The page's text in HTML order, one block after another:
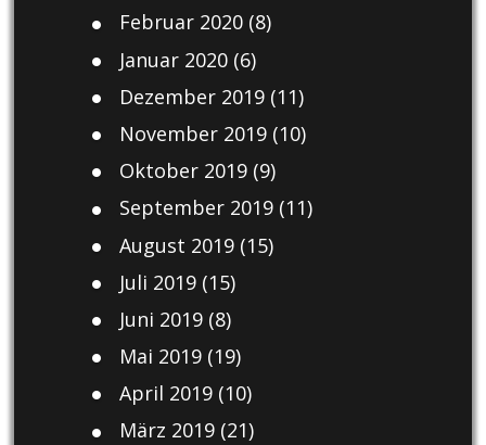
Februar 2020(8)
Januar 2020(6)
Dezember 2019(11)
November 2019(10)
Oktober 2019(9)
September 2019(11)
August 2019(15)
Juli 2019(15)
Juni 2019(8)
Mai 2019(19)
April 2019(10)
März 2019(21)